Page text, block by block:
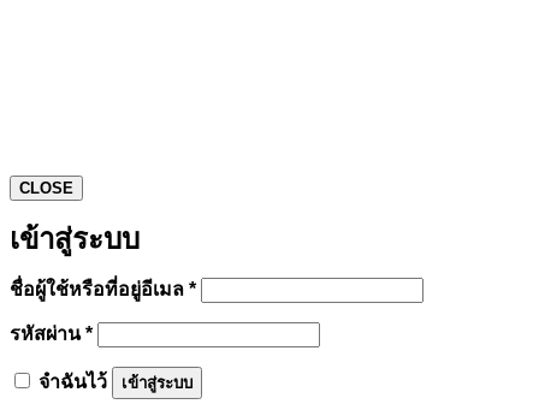
CLOSE
เข้าสู่ระบบ
ชื่อผู้ใช้หรือที่อยู่อีเมล *ต้องการ
รหัสผ่าน*ต้องการ
จำฉันไว้ เข้าสู่ระบบ